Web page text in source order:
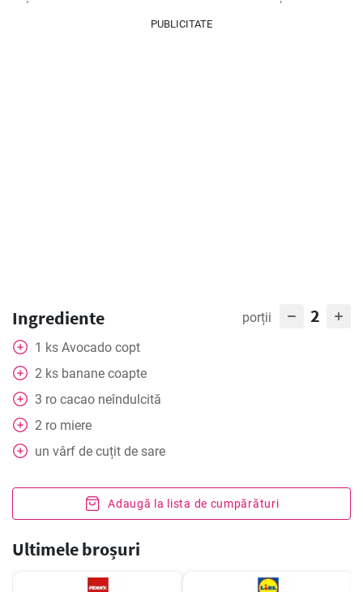
PUBLICITATE
Ingrediente porții 2
1 ks Avocado copt
2 ks banane coapte
3 ro cacao neîndulcită
2 ro miere
un vârf de cuțit de sare
Adaugă la lista de cumpărături
Ultimele broșuri